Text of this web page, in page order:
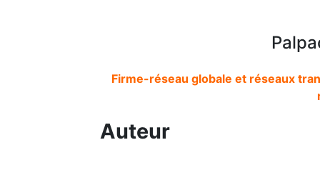
Firme-réseau globale et réseaux
Auteur